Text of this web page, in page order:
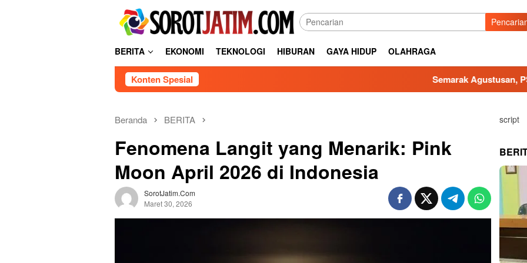
BERITA EKONOMI TEKNOLOGI HIBURAN GAYA HIDUP OLAHRAGA
Konten Spesial Semarak Agustusan, PSI
Beranda BERITA
Fenomena Langit yang Menarik: Pink
Moon April 2026 di Indonesia
SorotJatim.com
Maret 30, 2026
script